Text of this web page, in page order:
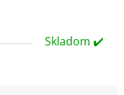
Skladom ✔️